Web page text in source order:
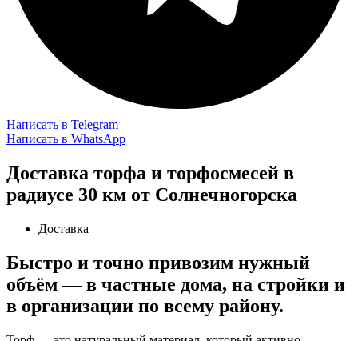
Написать в Telegram
Написать в WhatsApp
Доставка торфа и торфосмесей в
радиусе 30 км от Солнечногорска
Доставка
Быстро и точно привозим нужный
объём — в частные дома, на стройки и
в организации по всему району.